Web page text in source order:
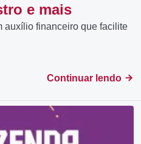
e mais
auxílio financeiro que facilite
Continuar lendo